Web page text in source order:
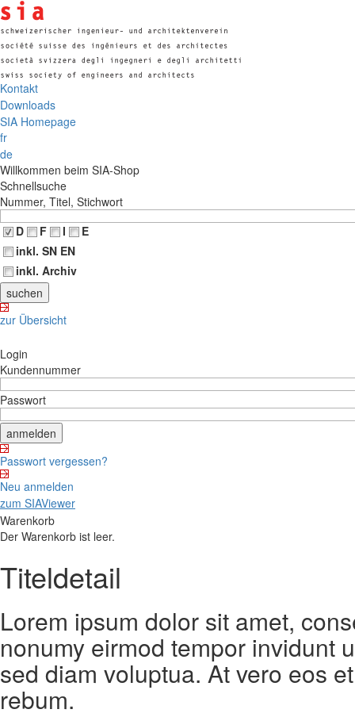
Kontakt
Downloads
SIA Homepage
fr
de
Willkommen beim SIA-Shop
Schnellsuche
Nummer, Titel, Stichwort
D
F I
E
inkl. SN EN
inkl. Archiv
zur Übersicht
Login
Kundennummer
Passwort
Passwort vergessen?
Neu anmelden
zum SIAViewer
Warenkorb
Der Warenkorb ist leer.
Titeldetail
Lorem ipsum dolor sit amet,
nonumy eirmod tempor invidunt
sed diam voluptua. At vero eos
rebum.